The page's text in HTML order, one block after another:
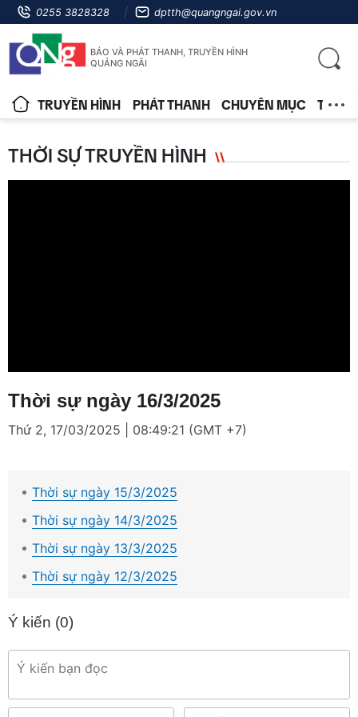
0255 3828328 dptth@quangngai.gov.vn
BÁO VÀ PHÁT THANH, TRUYỀN HÌNH
QUẢNG NGÃI
TRUYỀN HÌNH PHÁT THANH CHUYÊN MỤC TIN
THỜI SỰ TRUYỀN HÌNH
Thời sự ngày 16/3/2025
Thứ 2, 17/03/2025 | 08:49:21 (GMT +7)
Thời sự ngày 15/3/2025
Thời sự ngày 14/3/2025
Thời sự ngày 13/3/2025
Thời sự ngày 12/3/2025
Ý kiến (0)